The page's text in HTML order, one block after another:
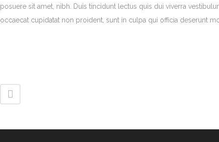
posuere sit amet, nibh. Duis tincidunt lectus quis dui viverra
occaecat cupidatat non proident, sunt in culpa qui officia deserunt